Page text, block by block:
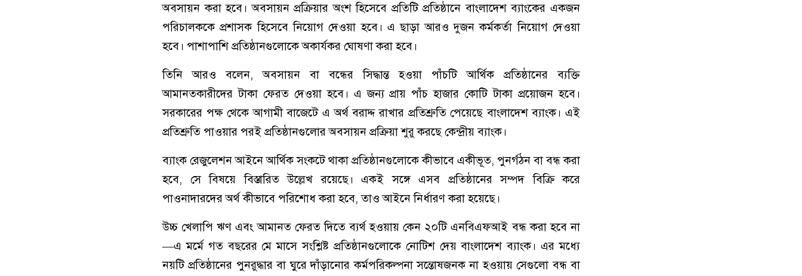
অবসায়ন করা হবে। অবসায়ন প্রক্রিয়ার অংশ হিসেবে প্রতিটি প্রতিষ্ঠানে বাংলাদেশ ব্যাংকের একজন
পরিচালককে প্রশাসক হিসেবে নিয়োগ দেওয়া হবে। এ ছাড়া আরও দুজন কর্মকর্তা নিয়োগ দেওয়া
হবে। পাশাপাশি প্রতিষ্ঠানগুলোকে অকার্যকর ঘোষণা করা হবে।
তিনি আরও বলেন, অবসায়ন বা বন্ধের সিদ্ধান্ত হওয়া পাঁচটি আর্থিক প্রতিষ্ঠানের ব্যক্তি
আমানতকারীদের টাকা ফেরত দেওয়া হবে। এ জন্য প্রায় পাঁচ হাজার কোটি টাকা প্রয়োজন হবে।
সরকারের পক্ষ থেকে আগামী বাজেটে এ অর্থ বরাদ্দ রাখার প্রতিশ্রুতি পেয়েছে বাংলাদেশ ব্যাংক। এই
প্রতিশ্রুতি পাওয়ার পরই প্রতিষ্ঠানগুলোর অবসায়ন প্রক্রিয়া শুরু করছে কেন্দ্রীয় ব্যাংক।
ব্যাংক রেজুলেশন আইনে আর্থিক সংকটে থাকা প্রতিষ্ঠানগুলোকে কীভাবে একীভূত, পুনর্গঠন বা বন্ধ করা
হবে, সে বিষয়ে বিস্তারিত উল্লেখ রয়েছে। একই সঙ্গে এসব প্রতিষ্ঠানের সম্পদ বিক্রি করে
পাওনাদারদের অর্থ কীভাবে পরিশোধ করা হবে, তাও আইনে নির্ধারণ করা হয়েছে।
উচ্চ খেলাপি ঋণ এবং আমানত ফেরত দিতে ব্যর্থ হওয়ায় কেন ২০টি এনবিএফআই বন্ধ করা হবে না
—এ মর্মে গত বছরের মে মাসে সংশ্লিষ্ট প্রতিষ্ঠানগুলোকে নোটিশ দেয় বাংলাদেশ ব্যাংক। এর মধ্যে
নয়টি প্রতিষ্ঠানের পুনরুদ্ধার বা ঘুরে দাঁড়ানোর কর্মপরিকল্পনা সন্তোষজনক না হওয়ায় সেগুলো বন্ধ বা